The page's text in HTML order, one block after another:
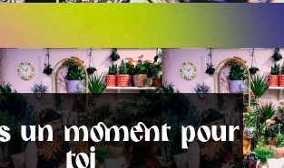
un moment pour
toi